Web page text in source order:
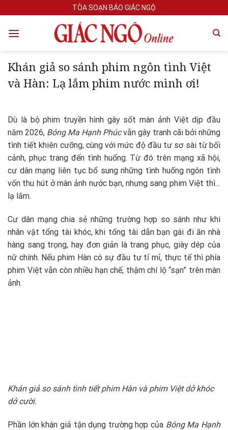
to
content
TÒA SOẠN BÁO GIÁC NGỘ
Khán giả so sánh phim ngôn tình Việt
và Hàn: Lạ lắm phim nước mình ơi!
Dù là bộ phim truyền hình gây sốt màn ảnh Việt dịp đầu
năm 2026, Bóng Ma Hạnh Phúcvẫn gây tranh cãi bởi những
tình tiết khiên cưỡng, cùng với mức độ đầu tư sơ sài từ bối
cảnh, phục trang đến tình huống. Từ đó trên mạng xã hội,
cư dân mạng liên tục bổ sung những tình huống ngôn tình
vốn thu hút ở màn ảnh nước bạn, nhưng sang phim Việt thì…
lạ lắm.
Cư dân mạng chia sẻ những trường hợp so sánh như khi
nhân vật tổng tài khóc, khi tổng tài dẫn bạn gái đi ăn nhà
hàng sang trọng, hay đơn giản là trang phục, giày dép của
nữ chính. Nếu phim Hàn có sự đầu tư tỉ mỉ, thực tế thì phía
phim Việt vẫn còn nhiều hạn chế, thậm chí lộ “sạn” trên màn
ảnh.
Khán giả so sánh tình tiết phim Hàn và phim Việt dở khóc
dở cười.
Phần lớn khán giả tận dụng trường hợp của Bóng Ma Hạnh